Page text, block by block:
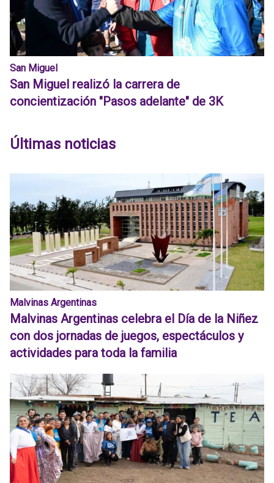
San Miguel
San Miguel realizó la carrera de
concientización "Pasos adelante" de 3K
Últimas noticias
Malvinas Argentinas
Malvinas Argentinas celebra el Día de la Niñez
con dos jornadas de juegos, espectáculos y
actividades para toda la familia